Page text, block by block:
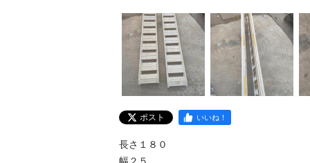
ポスト いいね！
長さ１８０